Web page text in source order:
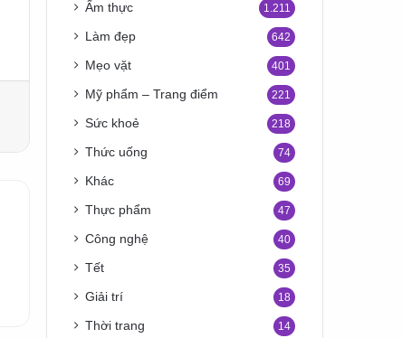
Ẩm thực 1.211
Làm đẹp 642
Mẹo vặt 401
Mỹ phẩm – Trang điểm 221
Sức khoẻ 218
Thức uống 74
Khác 69
Thực phẩm 47
Công nghệ 40
Tết 35
Giải trí 18
Thời trang 14